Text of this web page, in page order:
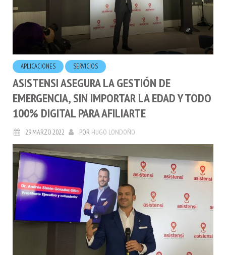
APLICACIONES SERVICIOS
ASISTENSI ASEGURA LA GESTIÓN DE
EMERGENCIA, SIN IMPORTAR LA EDAD Y TODO
100% DIGITAL PARA AFILIARTE
29.MARZO.2022 POR HUGO LONDOÑO